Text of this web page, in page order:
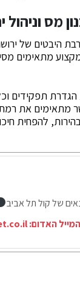
מס וניהול
היבטים של
מתאימים
תפקידים
מתאימים את
להפחית
של קול תל אביב
האדום: